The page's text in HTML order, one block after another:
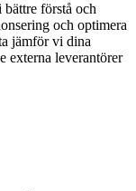
bättre förstå och
och optimera
jämför vi dina
externa leverantörer